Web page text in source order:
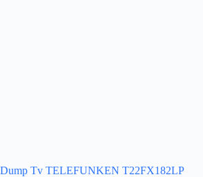
Dump Tv TELEFUNKEN T22FX182LP